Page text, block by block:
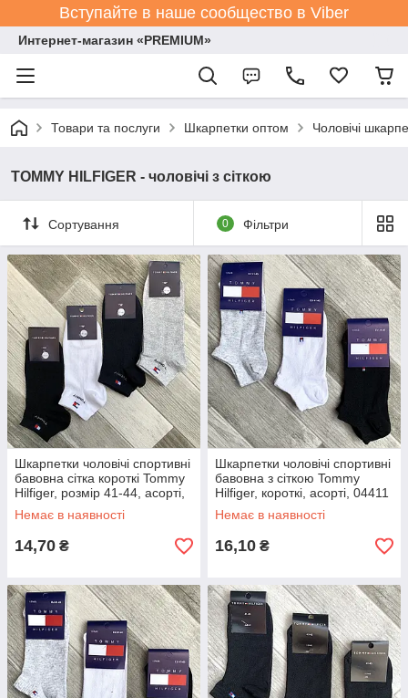
Вступайте в наше сообщество в Viber
Интернет-магазин «PREMIUM»
Товари та послуги Шкарпетки оптом Чоловічі
TOMMY HILFIGER - чоловічі з сіткою
Сортування 0 Фільтри
Шкарпетки чоловічі спортивні
бавовна сітка короткі Tommy
Hilfiger, розмір 41-44, асорті,
04410
Немає в наявності
14,70 ₴
Шкарпетки чоловічі спортивні
бавовна з сіткою Tommy
Hilfiger, короткі, асорті, 04411
Немає в наявності
16,10 ₴